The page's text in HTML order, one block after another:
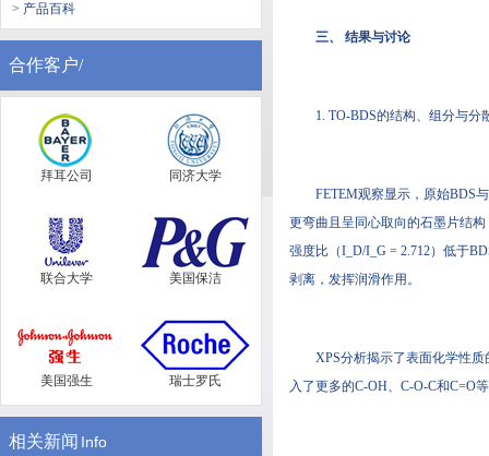
> 产品百科
合作客户/
拜耳公司 同济大学
联合大学 美国保洁
美国强生 瑞士罗氏
相关新闻 Info
三、 结果与讨论
1. TO-BDS的结构、组分与分
FETEM观察显示，原始BDS
更弯曲且呈同心取向的石墨片结
强度比（I_D/I_G = 2.712）低于
剥离，发挥润滑作用。
XPS分析揭示了表面化学性
入了更多的C-OH、C-O-C和C=O